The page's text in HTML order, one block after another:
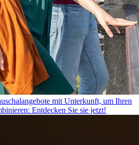
mit Unterkunft, um Ihren
Entdecken Sie sie jetzt!